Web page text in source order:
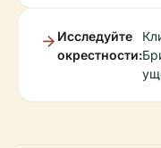
Исследуйте
окрестности: